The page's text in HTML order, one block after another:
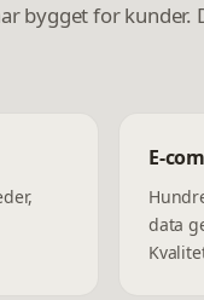
bygget for kunder.
E-
data